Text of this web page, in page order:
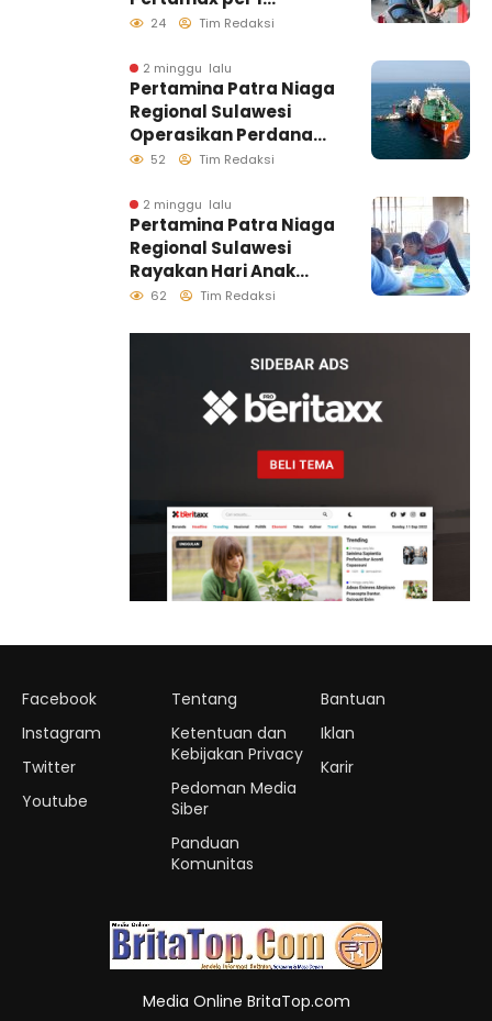
Agustus 2026
24 Tim Redaksi
2 minggu lalu
Pertamina Patra Niaga
Regional Sulawesi
Operasikan Perdana
Ship to Ship
Distribusi B50 di
Kawasan Timur
Sulawesi
52 Tim Redaksi
2 minggu lalu
Pertamina Patra Niaga
Regional Sulawesi
Rayakan Hari Anak
Nasional Melalui
Ruang Tumbuh
Generasi Penjaga
62 Tim Redaksi
Facebook
Instagram
Twitter
Youtube
Tentang
Ketentuan dan
Kebijakan Privacy
Pedoman Media
Siber
Panduan
Komunitas
Bantuan
Iklan
Karir
Media Online BritaTop.com